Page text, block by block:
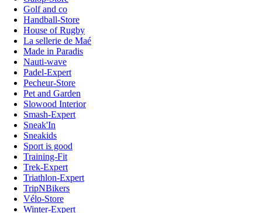
Golf and co
Handball-Store
House of Rugby
La sellerie de Maé
Made in Paradis
Nauti-wave
Padel-Expert
Pecheur-Store
Pet and Garden
Slowood Interior
Smash-Expert
Sneak'In
Sneakids
Sport is good
Training-Fit
Trek-Expert
Triathlon-Expert
TripNBikers
Vélo-Store
Winter-Expert